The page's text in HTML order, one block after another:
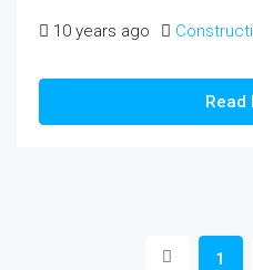
10 years ago
Read
1